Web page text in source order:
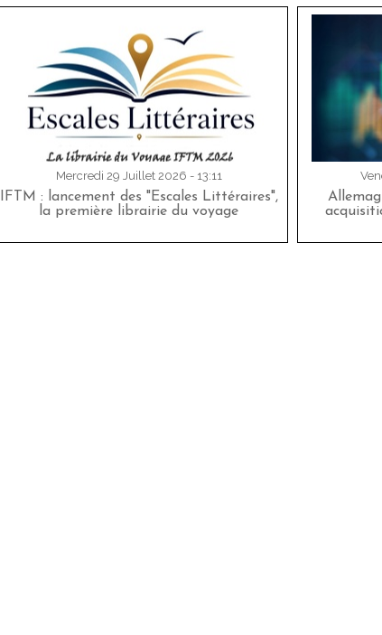
Mercredi 29 Juillet 2026 - 13:11
IFTM : lancement des "Escales Littéraires",
la première librairie du voyage